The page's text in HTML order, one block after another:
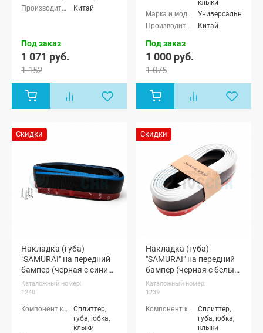
Китай
Под заказ
1 071 руб.
1 152
клыки
Универсальные
Китай
Под заказ
1 000 руб.
1 075
Скидки
Накладка (губа)
"SAMURAI" на передний
бампер (черная с синим
кантом)
Каталожный номер:
1240
Сплиттер,
губа, юбка,
клыки
Скидки
Накладка (губа)
"SAMURAI" на передний
бампер (черная с белым
кантом)
Каталожный номер:
1239
Сплиттер,
губа, юбка,
клыки